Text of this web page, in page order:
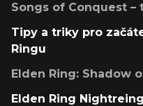
Songs of Conquest –
Tipy a triky pro
Ringu
Elden Ring: Shadow
Elden Ring